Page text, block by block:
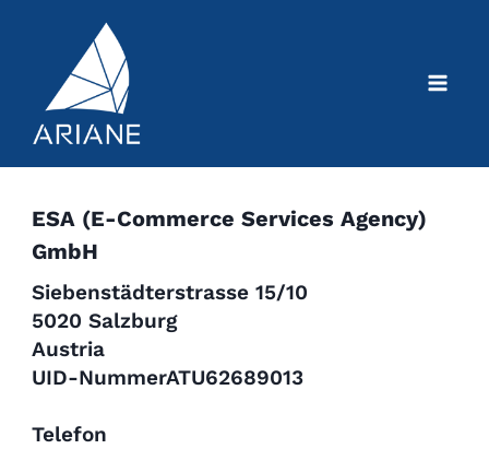
content
ESA (E-Commerce Services Agency)
GmbH
Siebenstädterstrasse 15/10
5020 Salzburg
Austria
UID-NummerATU62689013
Telefon